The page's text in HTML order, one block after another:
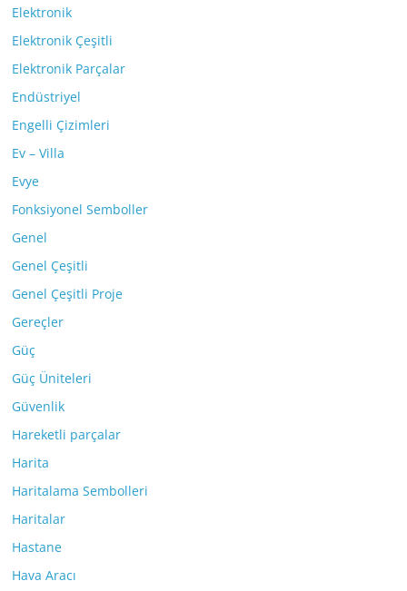
Elektronik
Elektronik Çeşitli
Elektronik Parçalar
Endüstriyel
Engelli Çizimleri
Ev – Villa
Evye
Fonksiyonel Semboller
Genel
Genel Çeşitli
Genel Çeşitli Proje
Gereçler
Güç
Güç Üniteleri
Güvenlik
Hareketli parçalar
Harita
Haritalama Sembolleri
Haritalar
Hastane
Hava Aracı